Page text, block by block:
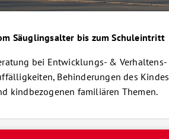
Säuglingsalter bis zum Schuleintritt
bei Entwicklungs- & Verhaltens-
Behinderungen des Kindes
kindbezogenen familiären Themen.